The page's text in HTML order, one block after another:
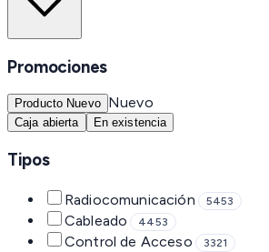
Promociones
Producto Nuevo Nuevo
Caja abierta En existencia
Tipos
Radiocomunicación 5453
Cableado 4453
Control de Acceso 3321